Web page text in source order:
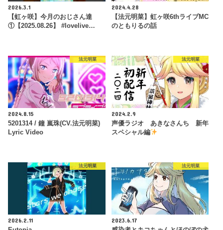
2026.3.1
【虹ヶ咲】今月のおじさん達
①【2025.08.26】 #lovelive…
2024.4.28
【法元明菜】虹ヶ咲6thライブMC
のともりるの話
法元明菜
2024.8.15
5201314 / 鐘 嵐珠(CV.法元明菜)
Lyric Video
法元明菜
2024.2.9
声優ラジオ あきなさんち 新年
スペシャル編
法元明菜
2026.2.11
法元明菜
2023.6.17